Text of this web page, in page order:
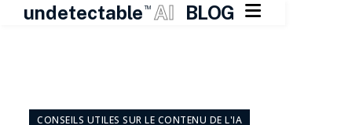
undetectable TM AI BLOG 
contentCONSEILS UTILES SUR LE CONTENU DE L'IA